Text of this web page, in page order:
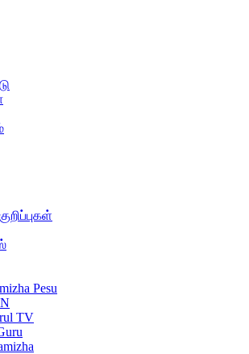
Pesu
TV